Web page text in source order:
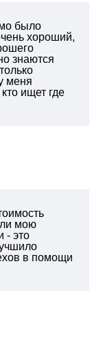
было
хороший,
знаются
меня
ищет где
мою
- это
в помощи